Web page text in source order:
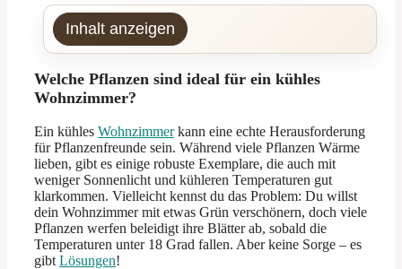
Inhalt anzeigen
Welche Pflanzen sind ideal für ein kühles
Wohnzimmer?
Ein kühles Wohnzimmerkann eine echte Herausforderung
für Pflanzenfreunde sein. Während viele Pflanzen Wärme
lieben, gibt es einige robuste Exemplare, die auch mit
weniger Sonnenlicht und kühleren Temperaturen gut
klarkommen. Vielleicht kennst du das Problem: Du willst
dein Wohnzimmer mit etwas Grün verschönern, doch viele
Pflanzen werfen beleidigt ihre Blätter ab, sobald die
Temperaturen unter 18 Grad fallen. Aber keine Sorge – es
gibt Lösungen!